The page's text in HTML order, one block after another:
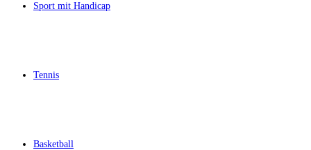
Sport mit Handicap
Tennis
Basketball